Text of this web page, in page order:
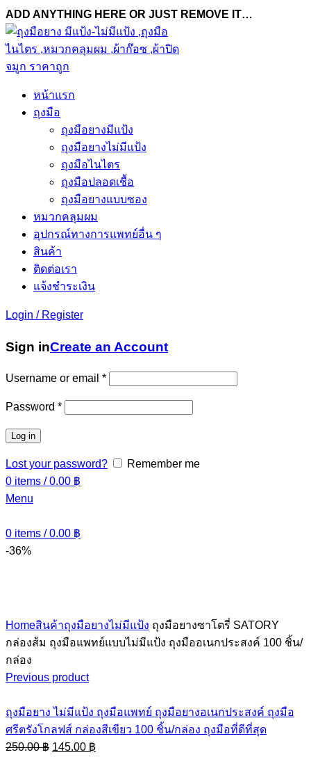
ADD ANYTHING HERE OR JUST REMOVE IT…
หน้าแรก
ถุงมือ
ถุงมือยางมีแป้ง
ถุงมือยางไม่มีแป้ง
ถุงมือไนไตร
ถุงมือปลอดเชื้อ
ถุงมือยางแบบซอง
หมวกคลุมผม
อุปกรณ์ทางการแพทย์อื่น ๆ
สินค้า
ติดต่อเรา
แจ้งชำระเงิน
Login / Register
Sign inCreate an Account
Username or email *
Password *
Log in
Lost your password?
Remember me
0 items / 0.00 ฿
Menu
0 items / 0.00 ฿
-36%
Homeสินค้าถุงมือยางไม่มีแป้ง ถุงมือยางซาโตรี่ SATORY
กล่องส้ม ถุงมือแพทย์แบบไม่มีแป้ง ถุงมืออเนกประสงค์ 100 ชิ้น/
กล่อง
Previous product
ถุงมือยาง ไม่มีแป้ง ถุงมือแพทย์ ถุงมือยางอเนกประสงค์ ถุงมือ
ศรีตรังโกลฟส์ กล่องสีเขียว 100 ชิ้น/กล่อง ถุงมือที่ดีที่สุด
250.00฿ Original
145.00 ฿